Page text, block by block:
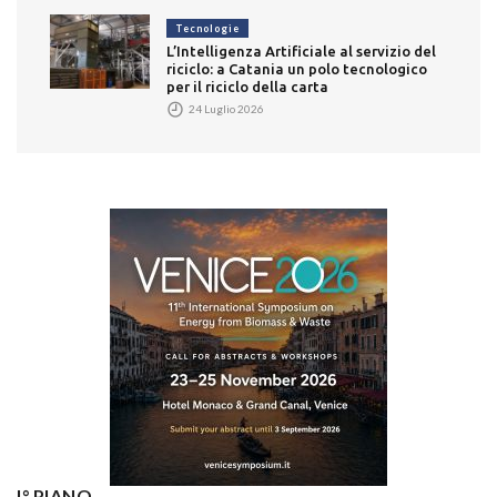
Tecnologie
L’Intelligenza Artificiale al servizio del
riciclo: a Catania un polo tecnologico
per il riciclo della carta
24 Luglio 2026